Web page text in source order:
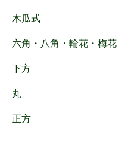
木瓜式
六角・八角・輪花・梅花
下方
丸
正方